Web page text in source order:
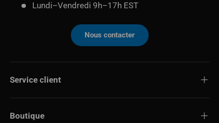
Lundi–Vendredi 9h–17h EST
Nous contacter
Service client
Boutique